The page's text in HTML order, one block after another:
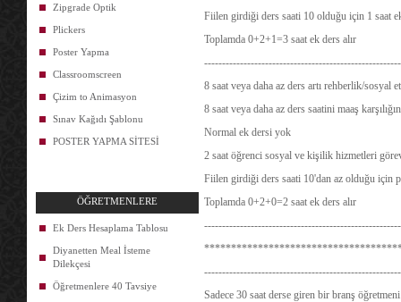
Zipgrade Optik
Plickers
Poster Yapma
Classroomscreen
Çizim to Animasyon
Sınav Kağıdı Şablonu
POSTER YAPMA SİTESİ
ÖĞRETMENLERE
Ek Ders Hesaplama Tablosu
Diyanetten Meal İsteme
Dilekçesi
Öğretmenlere 40 Tavsiye
Fiilen girdiği ders saati 10 olduğu için 1 saat
Toplamda 0+2+1=3 saat ek ders alır
8 saat veya daha az ders artı rehberlik/
8 saat veya daha az ders saatini maaş
Normal ek dersi yok
2 saat öğrenci sosyal ve kişilik hizmetleri
Fiilen girdiği ders saati 10'dan az olduğu için
Toplamda 0+2+0=2 saat ek ders alır
Sadece 30 saat derse giren bir branş